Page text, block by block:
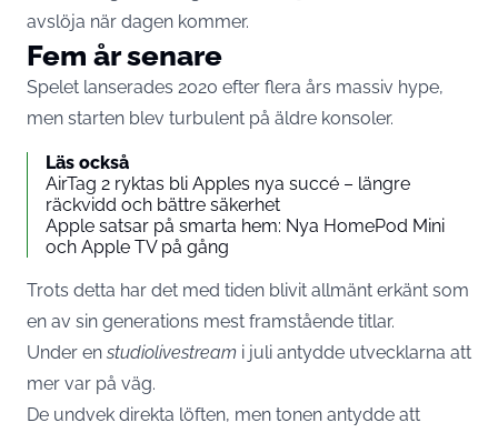
avslöja när dagen kommer.
Fem år senare
Spelet lanserades 2020 efter flera års massiv hype,
men starten blev turbulent på äldre konsoler.
Läs också
AirTag 2 ryktas bli Apples nya succé – längre
räckvidd och bättre säkerhet
Apple satsar på smarta hem: Nya HomePod Mini
och Apple TV på gång
Trots detta har det med tiden blivit allmänt erkänt som
en av sin generations mest framstående titlar.
Under en studiolivestream i juli antydde utvecklarna att
mer var på väg.
De undvek direkta löften, men tonen antydde att